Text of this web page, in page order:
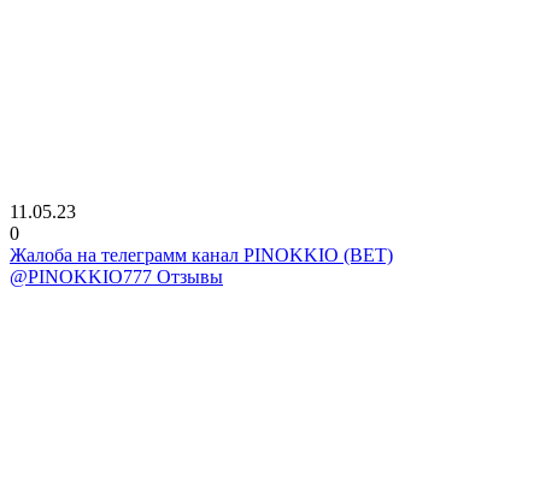
11.05.23
0
Жалоба на телеграмм канал PINOKKIO (BET)
@PINOKKIO777 Отзывы